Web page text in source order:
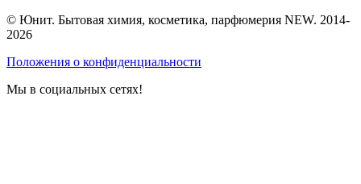
© Юнит. Бытовая химия, косметика, парфюмерия NEW. 2014-
2026
Положения о конфиденциальности
Мы в социальных сетях!